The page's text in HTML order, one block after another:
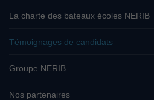
La charte des bateaux écoles NERIB
Témoignages de candidats
Groupe NERIB
Nos partenaires